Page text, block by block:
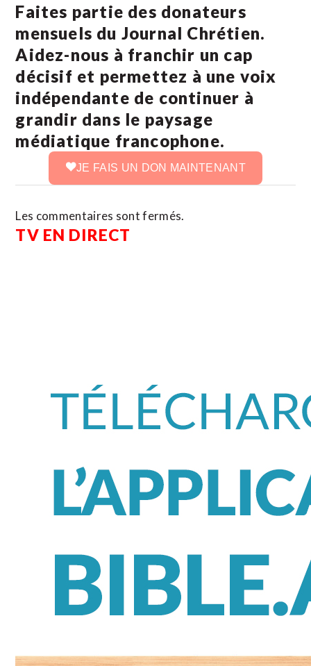
Faites partie des donateurs
mensuels du Journal Chrétien.
Aidez-nous à franchir un cap
décisif et permettez à une voix
indépendante de continuer à
grandir dans le paysage
médiatique francophone.
JE FAIS UN DON MAINTENANT
Les commentaires sont fermés.
TV EN DIRECT